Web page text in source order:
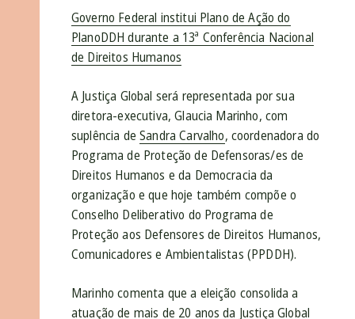
Governo Federal institui Plano de Ação do
PlanoDDH durante a 13ª Conferência Nacional
de Direitos Humanos
A Justiça Global será representada por sua
diretora-executiva, Glaucia Marinho, com
suplência deSandra Carvalho, coordenadora do
Programa de Proteção de Defensoras/es de
Direitos Humanos e da Democracia da
organização e que hoje também compõe o
Conselho Deliberativo do Programa de
Proteção aos Defensores de Direitos Humanos,
Comunicadores e Ambientalistas (PPDDH).
Marinho comenta que a eleição consolida a
atuação de mais de 20 anos da Justiça Global